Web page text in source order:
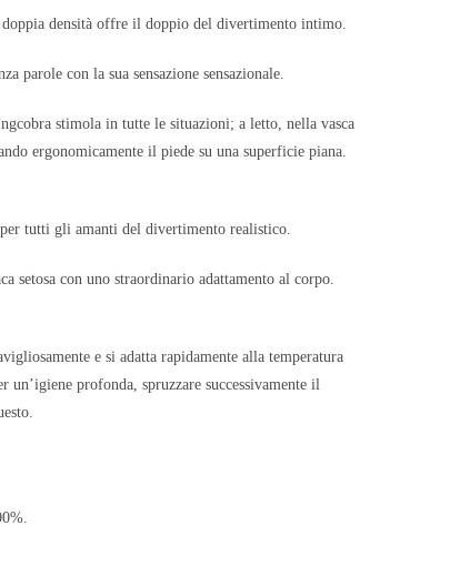
doppia densità offre il doppio del divertimento intimo.
parole con la sua sensazione sensazionale.
stimola in tutte le situazioni; a letto, nella vasca
ergonomicamente il piede su una superficie piana.
tutti gli amanti del divertimento realistico.
setosa con uno straordinario adattamento al corpo.
e si adatta rapidamente alla temperatura
profonda, spruzzare successivamente il